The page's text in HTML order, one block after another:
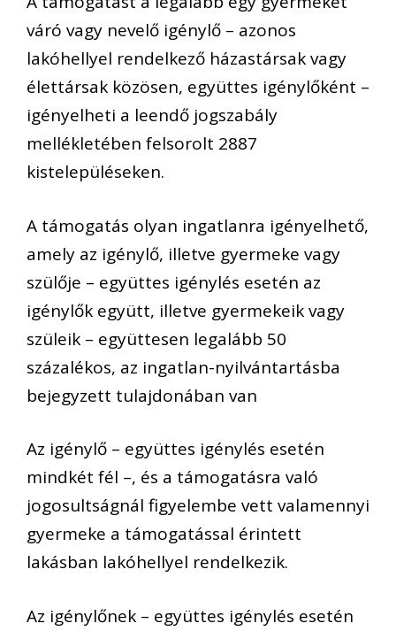
váró vagy nevelő igénylő – azonos
lakóhellyel rendelkező házastársak vagy
élettársak közösen, együttes igénylőként –
igényelheti a leendő jogszabály
mellékletében felsorolt 2887
kistelepüléseken.
A támogatás olyan ingatlanra igényelhető,
amely az igénylő, illetve gyermeke vagy
szülője – együttes igénylés esetén az
igénylők együtt, illetve gyermekeik vagy
szüleik – együttesen legalább 50
százalékos, az ingatlan-nyilvántartásba
bejegyzett tulajdonában van
Az igénylő – együttes igénylés esetén
mindkét fél –, és a támogatásra való
jogosultságnál figyelembe vett valamennyi
gyermeke a támogatással érintett
lakásban lakóhellyel rendelkezik.
Az igénylőnek – együttes igénylés esetén